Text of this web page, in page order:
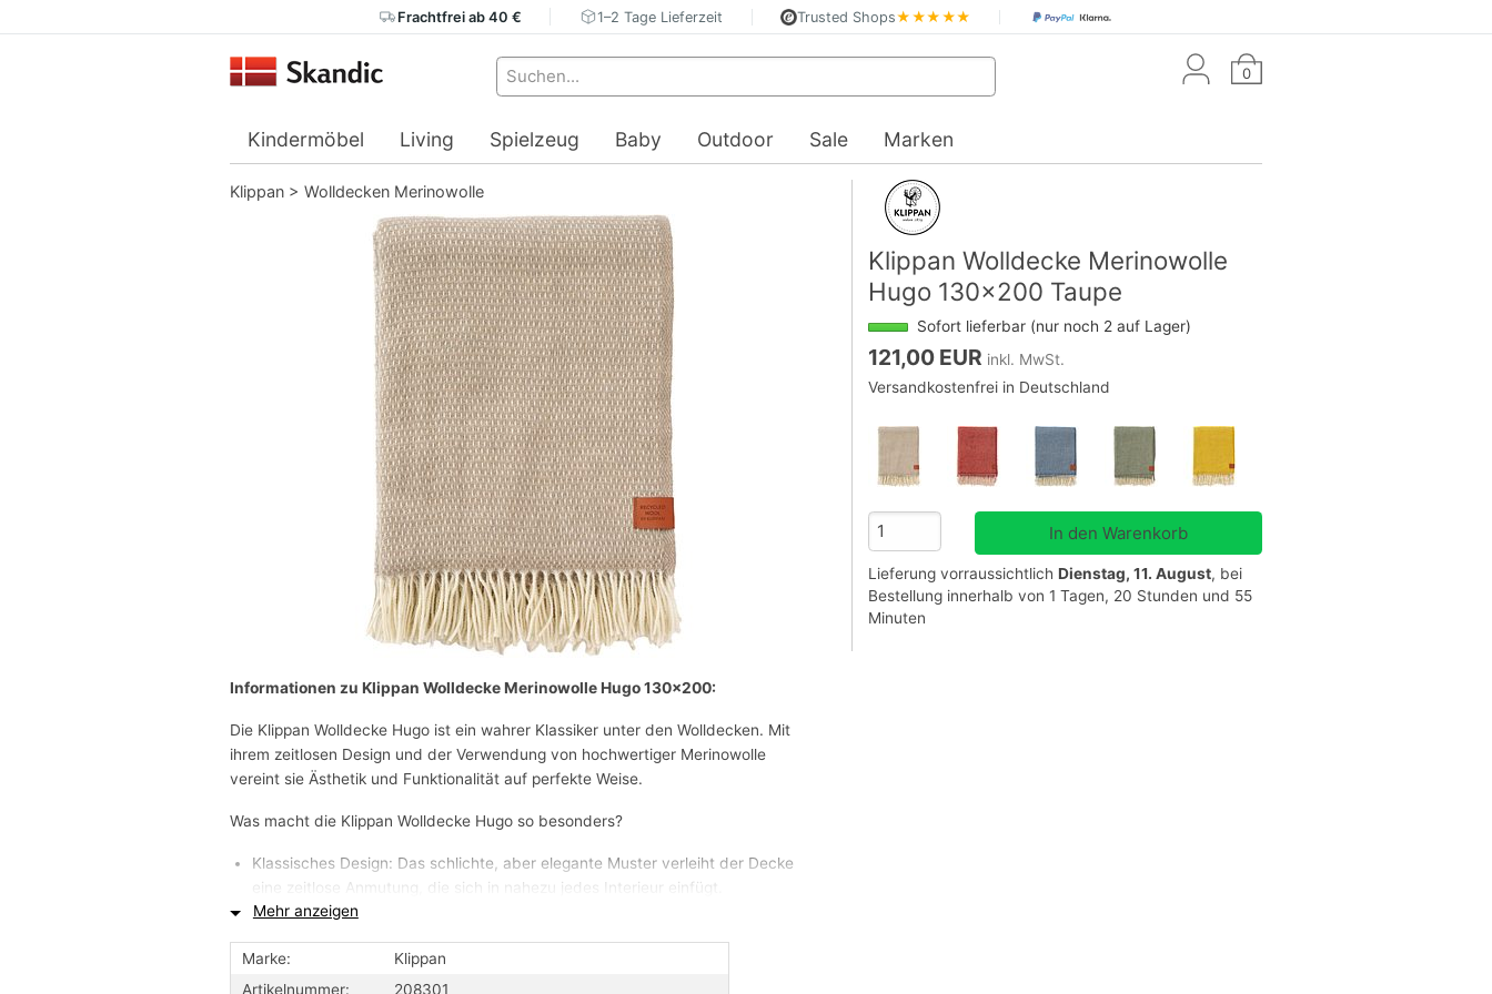
Frachtfrei ab 40 € 1–2 Tage Lieferzeit Trusted Shops★★★★★
0
Kindermöbel Living Spielzeug Baby Outdoor Sale Marken
Klippan > Wolldecken Merinowolle
Klippan Wolldecke Merinowolle
Hugo 130x200 Taupe
Sofort lieferbar (nur noch 2 auf Lager)
121,00 EUR inkl. MwSt.
Versandkostenfrei in Deutschland
Lieferung vorraussichtlich Dienstag, 11. August, bei
Bestellung innerhalb von 1 Tagen, 20 Stunden und 55
Minuten
Informationen zu Klippan Wolldecke Merinowolle Hugo 130x200:
Die Klippan Wolldecke Hugo ist ein wahrer Klassiker unter den Wolldecken. Mit
ihrem zeitlosen Design und der Verwendung von hochwertiger Merinowolle
vereint sie Ästhetik und Funktionalität auf perfekte Weise.
Was macht die Klippan Wolldecke Hugo so besonders?
Klassisches Design: Das schlichte, aber elegante Muster verleiht der Decke
eine zeitlose Anmutung, die sich in nahezu jedes Interieur einfügt.
Hochwertige Merinowolle: Die Merinowolle ist bekannt für ihre Weichheit,
Nachhaltigkeit: Klippan setzt bei der Hugo-Decke auf eine Mischung aus
recycelter und neuer Merinowolle, was einen umweltbewussten Ansatz
Mehr anzeigen
Marke:
Klippan
Artikelnummer:
208301